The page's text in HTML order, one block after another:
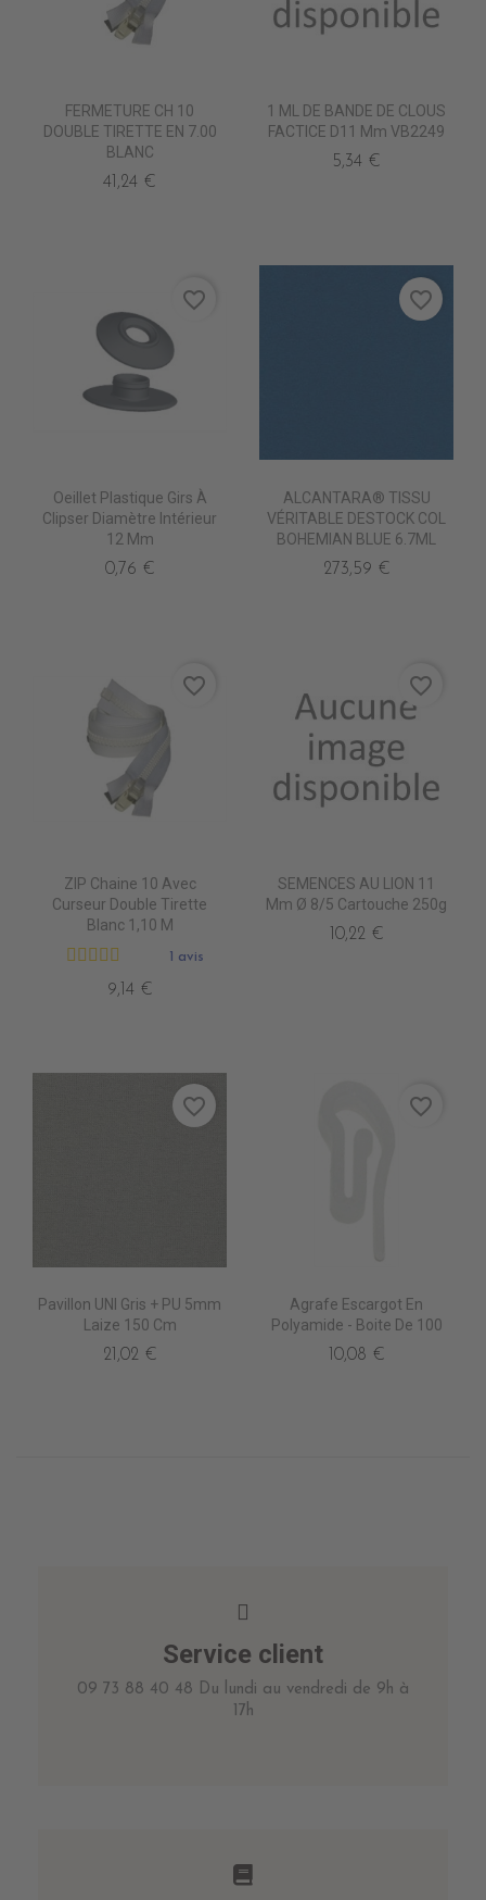
FERMETURE CH 10
DOUBLE TIRETTE EN 7.00
BLANC
41,24 €
1 ML DE BANDE DE CLOUS
FACTICE D11 Mm VB2249
5,34 €
Oeillet Plastique Girs À
Clipser Diamètre Intérieur
12 Mm
0,76 €
favorite_border
ALCANTARA® TISSU
VÉRITABLE DESTOCK COL
BOHEMIAN BLUE 6.7ML
273,59 €
favorite_border
ZIP Chaine 10 Avec
Curseur Double Tirette
Blanc 1,10 M
1 avis
9,14 €
favorite_border
SEMENCES AU LION 11
Mm Ø 8/5 Cartouche 250g
10,22 €
favorite_border
Pavillon UNI Gris + PU 5mm
Laize 150 Cm
21,02 €
favorite_border
Agrafe Escargot En
Polyamide - Boite De 100
10,08 €
favorite_border
Service client
09 73 88 40 48 Du lundi au vendredi de 9h à
17h